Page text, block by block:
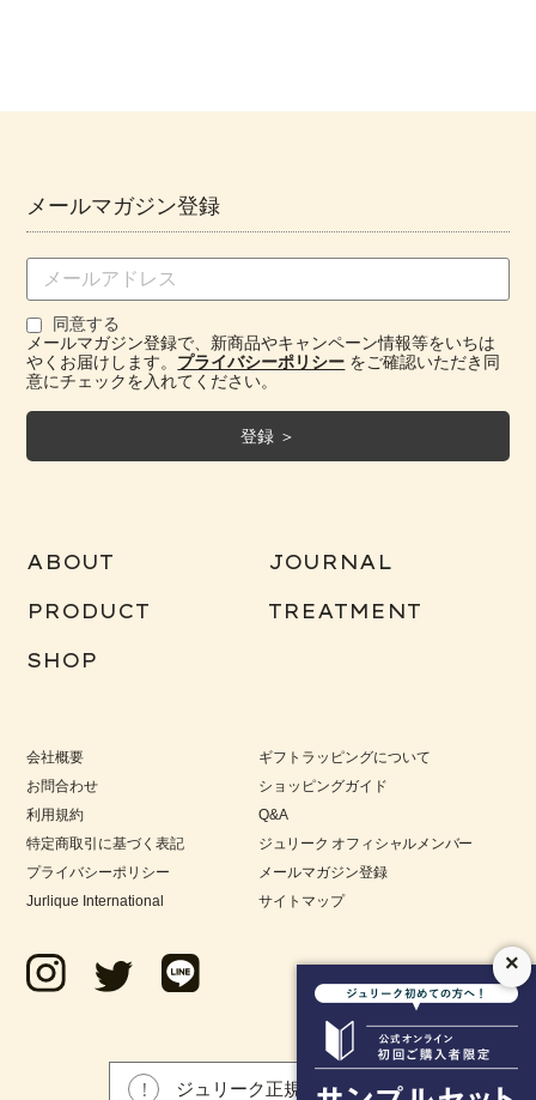
×
メールマガジン登録
同意する
メールマガジン登録で、新商品やキャンペーン情報等をいちは
やくお届けします。 プライバシーポリシー をご確認いただき同
意にチェックを入れてください。
ABOUT JOURNAL
PRODUCT TREATMENT
SHOP
会社概要
お問合わせ
利用規約
特定商取引に基づく表記
プライバシーポリシー
Jurlique International
ギフトラッピングについて
ショッピングガイド
Q&A
ジュリーク オフィシャルメンバー
メールマガジン登録
サイトマップ
ジュリーク正規品について